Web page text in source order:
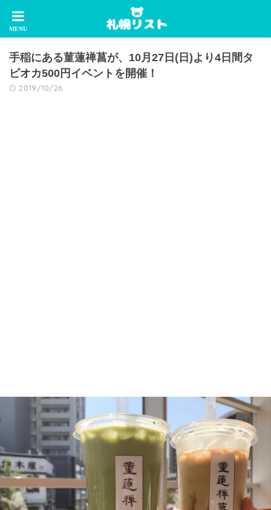
手稲にある菫蓮禅菖が、10月27日(日)より4日間タ
ピオカ500円イベントを開催！
2019/10/26